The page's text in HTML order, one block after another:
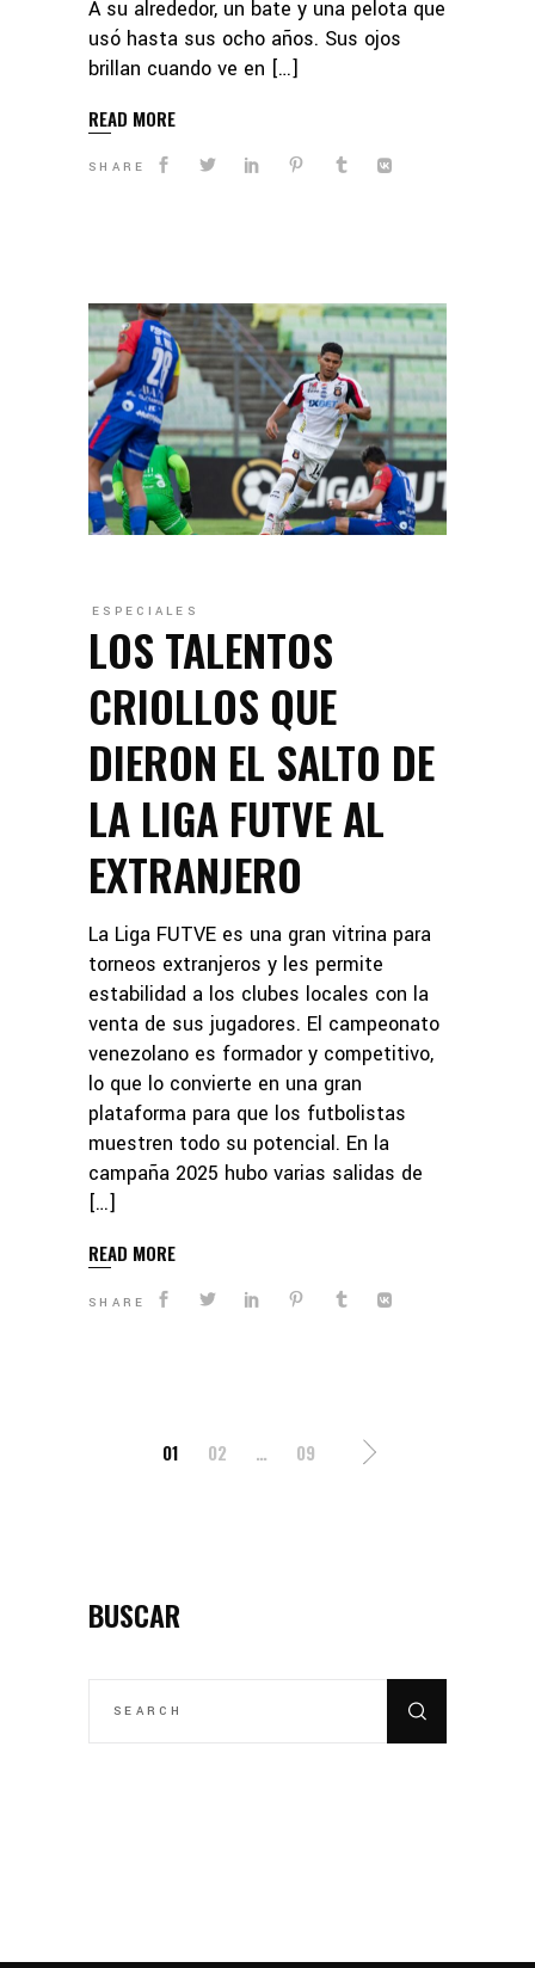
A su alrededor, un bate y una pelota que
usó hasta sus ocho años. Sus ojos
brillan cuando ve en […]
READ MORE
SHARE
ESPECIALES
LOS TALENTOS
CRIOLLOS QUE
DIERON EL SALTO DE
LA LIGA FUTVE AL
EXTRANJERO
La Liga FUTVE es una gran vitrina para
torneos extranjeros y les permite
estabilidad a los clubes locales con la
venta de sus jugadores. El campeonato
venezolano es formador y competitivo,
lo que lo convierte en una gran
plataforma para que los futbolistas
muestren todo su potencial. En la
campaña 2025 hubo varias salidas de
[…]
READ MORE
SHARE
POSTS
01 02 … 09
BUSCAR